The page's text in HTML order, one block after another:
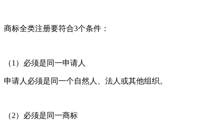
商标全类注册要符合3个条件：
（1）必须是同一申请人
申请人必须是同一个自然人、法人或其他组织。
（2）必须是同一商标